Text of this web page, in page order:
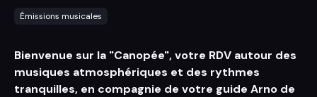
Émissions musicales
Bienvenue sur la "Canopée", votre RDV autour des
musiques atmosphériques et des rythmes
tranquilles, en compagnie de votre guide Arno de